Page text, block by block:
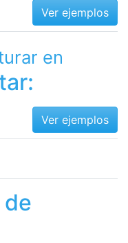
Ver ejemplos
en
Ver ejemplos